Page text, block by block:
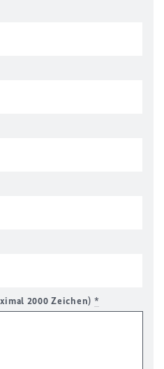
2000 Zeichen) *